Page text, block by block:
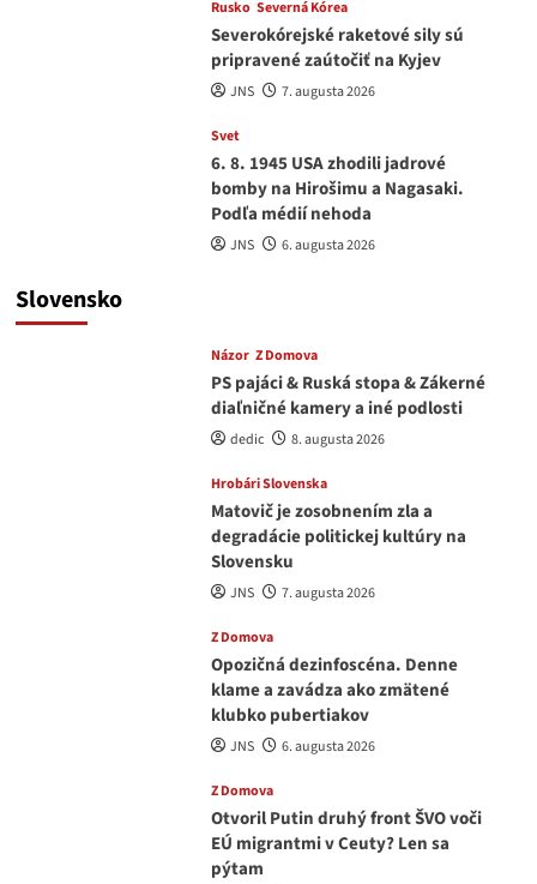
Rusko Severná Kórea
Severokórejské raketové sily sú
pripravené zaútočiť na Kyjev
JNS 7. augusta 2026
Svet
6. 8. 1945 USA zhodili jadrové
bomby na Hirošimu a Nagasaki.
Podľa médií nehoda
JNS 6. augusta 2026
Slovensko
Názor Z Domova
PS pajáci & Ruská stopa & Zákerné
diaľničné kamery a iné podlosti
dedic 8. augusta 2026
Hrobári Slovenska
Matovič je zosobnením zla a
degradácie politickej kultúry na
Slovensku
JNS 7. augusta 2026
Z Domova
Opozičná dezinfoscéna. Denne
klame a zavádza ako zmätené
klubko pubertiakov
JNS 6. augusta 2026
Z Domova
Otvoril Putin druhý front ŠVO voči
EÚ migrantmi v Ceuty? Len sa
pýtam